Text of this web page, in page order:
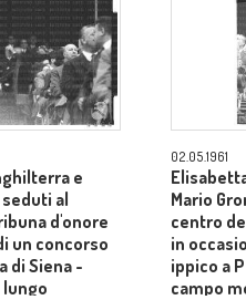
e
seduti al
d'onore
un concorso
di Siena -
02.05.1961
Mario
centro
in
ippico a
campo